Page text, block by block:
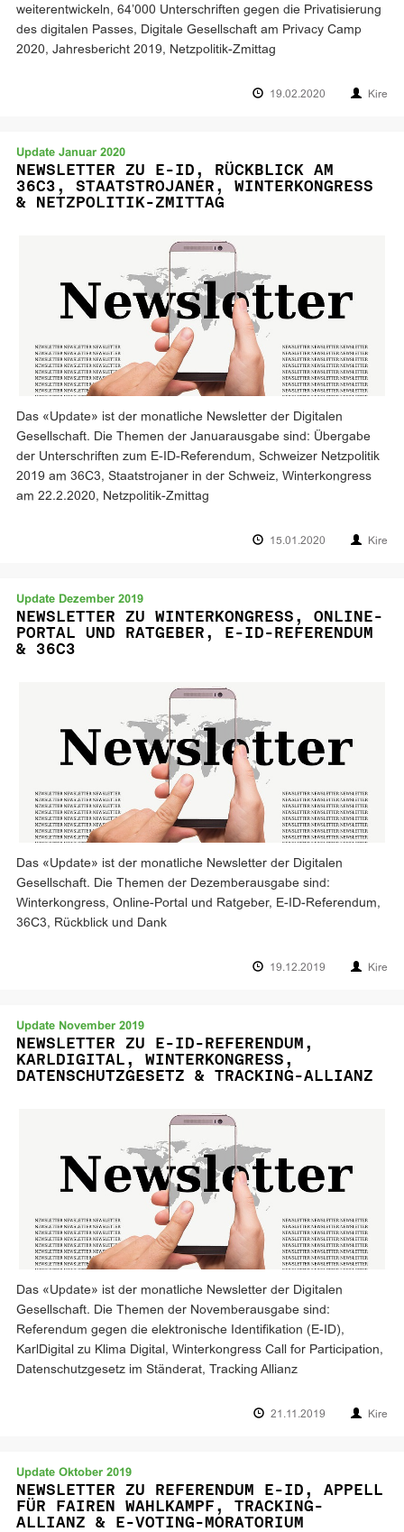
weiterentwickeln, 64’000 Unterschriften gegen die Privatisierung
des digitalen Passes, Digitale Gesellschaft am Privacy Camp
2020, Jahresbericht 2019, Netzpolitik-Zmittag
19.02.2020 Kire
Update Januar 2020
NEWSLETTER ZU E-ID, RÜCKBLICK AM
36C3, STAATSTROJANER, WINTERKONGRESS
& NETZPOLITIK-ZMITTAG
Das «Update» ist der monatliche Newsletter der Digitalen
Gesellschaft. Die Themen der Januarausgabe sind: Übergabe
der Unterschriften zum E-ID-Referendum, Schweizer Netzpolitik
2019 am 36C3, Staatstrojaner in der Schweiz, Winterkongress
am 22.2.2020, Netzpolitik-Zmittag
15.01.2020 Kire
Update Dezember 2019
NEWSLETTER ZU WINTERKONGRESS, ONLINE-
PORTAL UND RATGEBER, E-ID-REFERENDUM
& 36C3
Das «Update» ist der monatliche Newsletter der Digitalen
Gesellschaft. Die Themen der Dezemberausgabe sind:
Winterkongress, Online-Portal und Ratgeber, E-ID-Referendum,
36C3, Rückblick und Dank
19.12.2019 Kire
Update November 2019
NEWSLETTER ZU E-ID-REFERENDUM,
KARLDIGITAL, WINTERKONGRESS,
DATENSCHUTZGESETZ & TRACKING-ALLIANZ
Das «Update» ist der monatliche Newsletter der Digitalen
Gesellschaft. Die Themen der Novemberausgabe sind:
Referendum gegen die elektronische Identifikation (E-ID),
KarlDigital zu Klima Digital, Winterkongress Call for Participation,
Datenschutzgesetz im Ständerat, Tracking Allianz
21.11.2019 Kire
Update Oktober 2019
NEWSLETTER ZU REFERENDUM E-ID, APPELL
FÜR FAIREN WAHLKAMPF, TRACKING-
ALLIANZ & E-VOTING-MORATORIUM